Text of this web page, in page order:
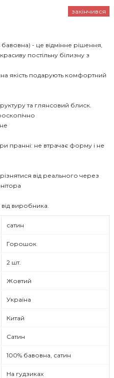
закінчився
сатин
Горошок
2 шт.
Жовтий
Україна
Китай
Сатин
100% бавовна, сатин
На гудзиках
бавовна) - це відмінне рішення,
постільну білизну з
якість подарують комфортний
та глянсовий блиск.
пранні: не втрачає форму і не
від реального через
виробника.